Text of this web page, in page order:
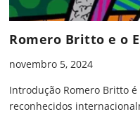
Romero Britto e o
novembro 5, 2024
Introdução Romero Britto
reconhecidos